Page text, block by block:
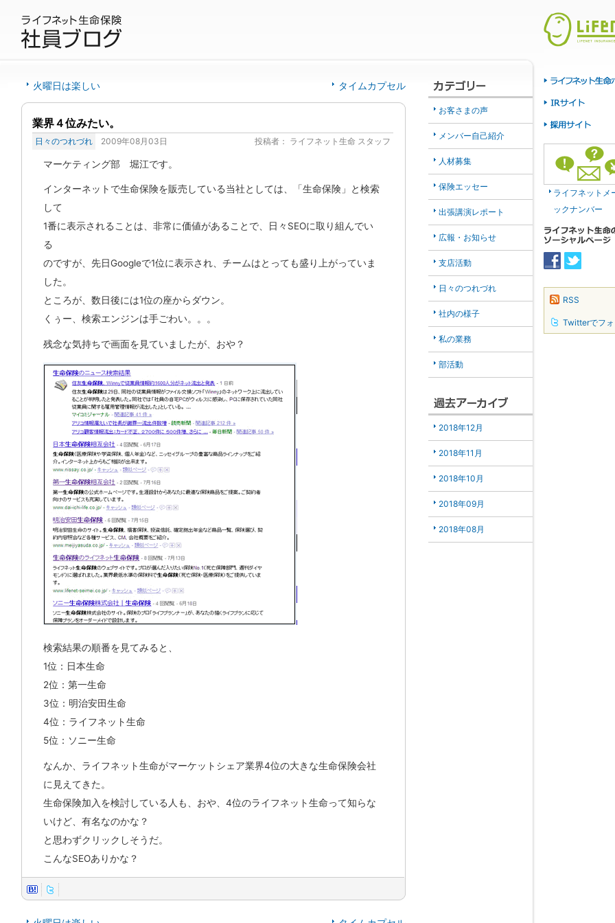
火曜日は楽しい タイムカプセル
業界４位みたい。
日々のつれづれ 2009年08月03日 投稿者： ライフネット生命 スタッフ
マーケティング部 堀江です。
インターネットで生命保険を販売している当社としては、「生命保険」と検索
して
1番に表示されることは、非常に価値があることで、日々SEOに取り組んでい
る
のですが、先日Googleで1位に表示され、チームはとっても盛り上がっていま
した。
ところが、数日後には1位の座からダウン。
くぅー、検索エンジンは手ごわい。。。
残念な気持ちで画面を見ていましたが、おや？
検索結果の順番を見てみると、
1位：日本生命
2位：第一生命
3位：明治安田生命
4位：ライフネット生命
5位：ソニー生命
なんか、ライフネット生命がマーケットシェア業界4位の大きな生命保険会社
に見えてきた。
生命保険加入を検討している人も、おや、4位のライフネット生命って知らな
いけど、有名なのかな？
と思わずクリックしそうだ。
こんなSEOありかな？
お客さまの声
メンバー自己紹介
人材募集
保険エッセー
出張講演レポート
広報・お知らせ
支店活動
日々のつれづれ
社内の様子
私の業務
部活動
2018年12月
2018年11月
2018年10月
2018年09月
2018年08月
ライフネットメ
ックナンバー
RSS
Twitterでフ